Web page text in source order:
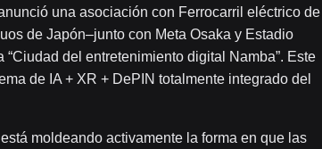
una asociación con Ferrocarril eléctrico de
de Japón–junto con Meta Osaka y Estadio
del entretenimiento digital Namba”. Este
de IA + XR + DePIN totalmente integrado del
moldeando activamente la forma en que las